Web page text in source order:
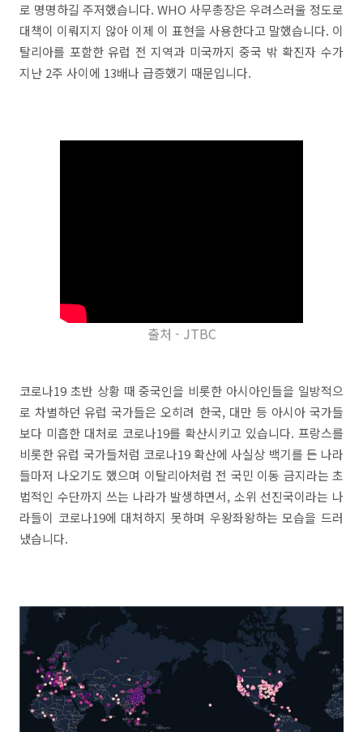
로 명명하길 주저했습니다. WHO 사무총장은 우려스러울 정도로
대책이 이뤄지지 않아 이제 이 표현을 사용한다고 말했습니다. 이
탈리아를 포함한 유럽 전 지역과 미국까지 중국 밖 확진자 수가
지난 2주 사이에 13배나 급증했기 때문입니다.
출처 - JTBC
코로나19 초반 상황 때 중국인을 비롯한 아시아인들을 일방적으
로 차별하던 유럽 국가들은 오히려 한국, 대만 등 아시아 국가들
보다 미흡한 대처로 코로나19를 확산시키고 있습니다. 프랑스를
비롯한 유럽 국가들처럼 코로나19 확산에 사실상 백기를 든 나라
들마저 나오기도 했으며 이탈리아처럼 전 국민 이동 금지라는 초
법적인 수단까지 쓰는 나라가 발생하면서, 소위 선진국이라는 나
라들이 코로나19에 대처하지 못하며 우왕좌왕하는 모습을 드러
냈습니다.